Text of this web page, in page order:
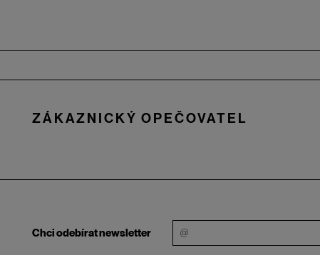
ZÁKAZNICKÝ OPEČOVATEL
Chci odebírat newsletter